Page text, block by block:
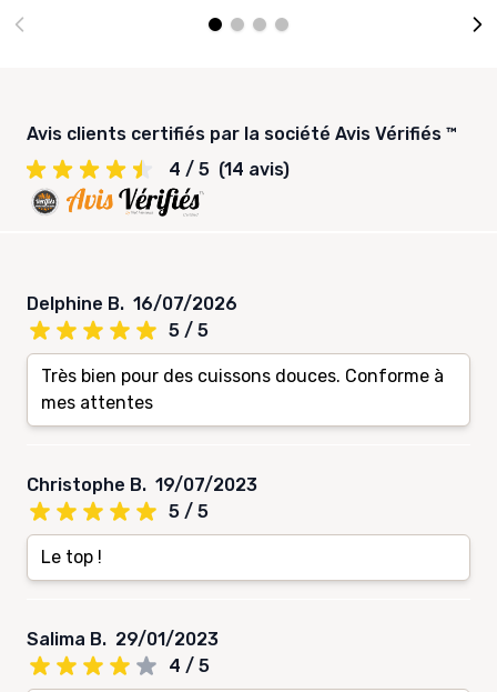
Avis clients certifiés par la société Avis Vérifiés ™
4 / 5 (14 avis)
Delphine B. 16/07/2026
5 / 5
Très bien pour des cuissons douces. Conforme à
mes attentes
Christophe B. 19/07/2023
5 / 5
Le top !
Salima B. 29/01/2023
4 / 5